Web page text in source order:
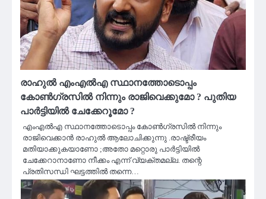
രാഹുൽ എംഎൽഎ സ്ഥാനത്തോടൊപ്പം
കോൺഗ്രസിൽ നിന്നും രാജിവെക്കുമോ ? പുതിയ
പാർട്ടിയിൽ ചേക്കേറൂമോ ?
എംഎൽഎ സ്ഥാനത്തോടൊപ്പം കോൺഗ്രസിൽ നിന്നും
രാജിവെക്കാൻ രാഹുൽ ആലോചിക്കുന്നു .രാഷ്ട്രീയം
മതിയാക്കുകയാണോ ;അതോ മറ്റൊരു പാർട്ടിയിൽ
ചേക്കേറാനാണോ നീക്കം എന്ന് വ്യക്തമല്ല. തന്റെ
പ്രതിസന്ധി ഘട്ടത്തിൽ തന്നെ…